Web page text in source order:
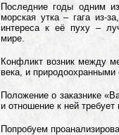
Последние годы одним
морская утка – гага из-
интереса к её пуху –
мире.
Конфликт возник между
века, и природоохранными
Положение о заказнике
и отношение к ней требует
Попробуем